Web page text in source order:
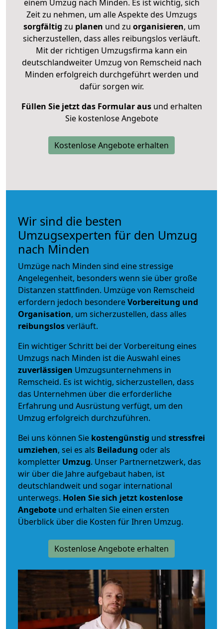
einem Umzug nach Minden. Es ist wichtig, sich
Zeit zu nehmen, um alle Aspekte des Umzugs
sorgfältig zu planen und zu organisieren, um
sicherzustellen, dass alles reibungslos verläuft.
Mit der richtigen Umzugsfirma kann ein
deutschlandweiter Umzug von Remscheid nach
Minden erfolgreich durchgeführt werden und
dafür sorgen wir.
Füllen Sie jetzt das Formular ausund erhalten
Sie kostenlose Angebote
Kostenlose Angebote erhalten
Wir sind die besten
Umzugsexperten für den Umzug
nach Minden
Umzüge nach Minden sind eine stressige
Angelegenheit, besonders wenn sie über große
Distanzen stattfinden. Umzüge von Remscheid
erfordern jedoch besondereVorbereitung und
Organisation, um sicherzustellen, dass alles
reibungslosverläuft.
Ein wichtiger Schritt bei der Vorbereitung eines
Umzugs nach Minden ist die Auswahl eines
zuverlässigen Umzugsunternehmens in
Remscheid. Es ist wichtig, sicherzustellen, dass
das Unternehmen über die erforderliche
Erfahrung und Ausrüstung verfügt, um den
Umzug erfolgreich durchzuführen.
Bei uns können Sie kostengünstig und stressfrei
umziehen, sei es als Beiladung oder als
kompletter Umzug. Unser Partnernetzwerk, das
wir über die Jahre aufgebaut haben, ist
deutschlandweit und sogar international
unterwegs. Holen Sie sich jetzt kostenlose
Angebote und erhalten Sie einen ersten
Überblick über die Kosten für Ihren Umzug.
Kostenlose Angebote erhalten